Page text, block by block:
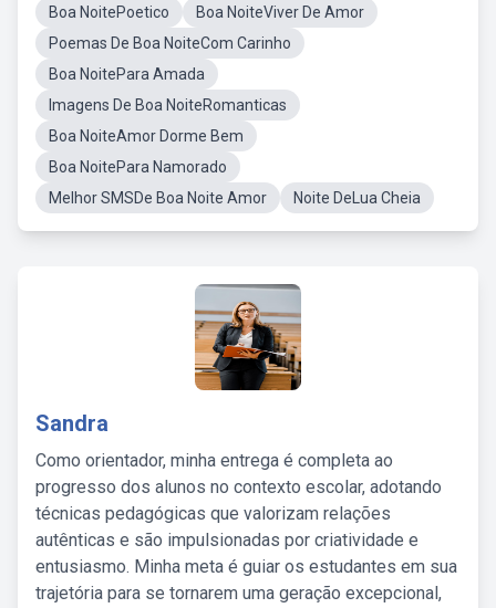
Boa NoitePoetico
Boa NoiteViver De Amor
Poemas De Boa NoiteCom Carinho
Boa NoitePara Amada
Imagens De Boa NoiteRomanticas
Boa NoiteAmor Dorme Bem
Boa NoitePara Namorado
Melhor SMSDe Boa Noite Amor
Noite DeLua Cheia
Sandra
Como orientador, minha entrega é completa ao
progresso dos alunos no contexto escolar, adotando
técnicas pedagógicas que valorizam relações
autênticas e são impulsionadas por criatividade e
entusiasmo. Minha meta é guiar os estudantes em sua
trajetória para se tornarem uma geração excepcional,